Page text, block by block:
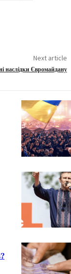
Next article
наслідки Євромайдану